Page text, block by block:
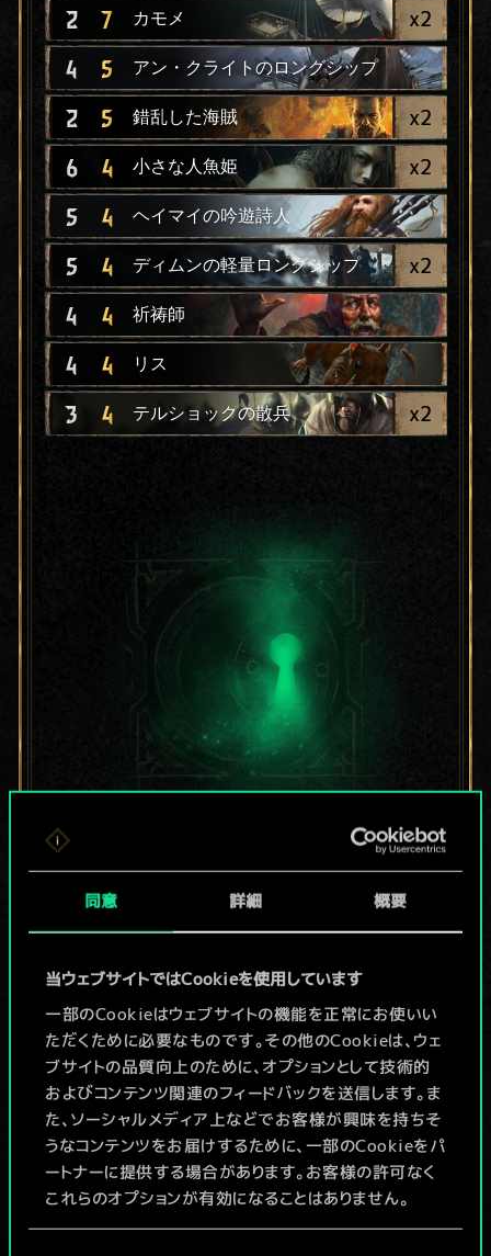
同意 詳細 概要
当ウェブサイトではCookieを使用しています
一部のCookieはウェブサイトの機能を正常にお使いい
ただくために必要なものです。その他のCookieは、ウェ
ブサイトの品質向上のために、オプションとして技術的
およびコンテンツ関連のフィードバックを送信します。ま
た、ソーシャルメディア上などでお客様が興味を持ちそ
うなコンテンツをお届けするために、一部のCookieをパ
ートナーに提供する場合があります。お客様の許可なく
これらのオプションが有効になることはありません。
2 7 カモメ x2
4 5 アン・クライトのロングシップ
2 5 錯乱した海賊 x2
6 4 小さな人魚姫 x2
5 4 ヘイマイの吟遊詩人
5 4 ディムンの軽量ロングシップ x2
4 4 祈祷師
4 4 リス
3 4 テルショックの散兵 x2
現在はまだこれし
か共有デッキがあ
りませんが、
続々追加中！
デッキ名入力＆ガイドを作成
デッキを編集
/